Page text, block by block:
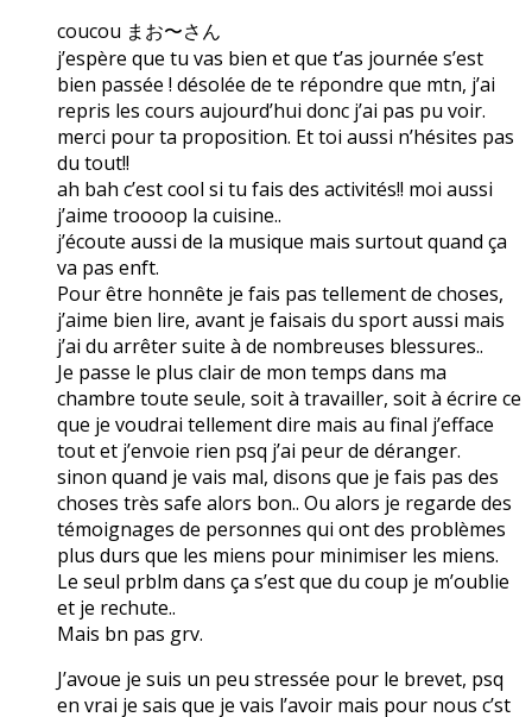
coucou まお〜さん
j’espère que tu vas bien et que t’as journée s’est
bien passée ! désolée de te répondre que mtn, j’ai
repris les cours aujourd’hui donc j’ai pas pu voir.
merci pour ta proposition. Et toi aussi n’hésites pas
du tout!!
ah bah c’est cool si tu fais des activités!! moi aussi
j’aime troooop la cuisine..
j’écoute aussi de la musique mais surtout quand ça
va pas enft.
Pour être honnête je fais pas tellement de choses,
j’aime bien lire, avant je faisais du sport aussi mais
j’ai du arrêter suite à de nombreuses blessures..
Je passe le plus clair de mon temps dans ma
chambre toute seule, soit à travailler, soit à écrire ce
que je voudrai tellement dire mais au final j’efface
tout et j’envoie rien psq j’ai peur de déranger.
sinon quand je vais mal, disons que je fais pas des
choses très safe alors bon.. Ou alors je regarde des
témoignages de personnes qui ont des problèmes
plus durs que les miens pour minimiser les miens.
Le seul prblm dans ça s’est que du coup je m’oublie
et je rechute..
Mais bn pas grv.
J’avoue je suis un peu stressée pour le brevet, psq
en vrai je sais que je vais l’avoir mais pour nous c’st